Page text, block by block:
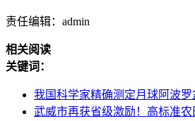
责任编辑：admin
相关阅读
关键词：
我国科学家精确测定月球阿波
武威市再获省级激励！高标准